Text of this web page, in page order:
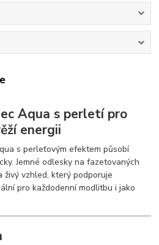
Aqua s perletí pro
energii
s perleťovým efektem působí
Jemné odlesky na fazetovaných
vzhled, který podporuje
pro každodenní modlitbu i jako